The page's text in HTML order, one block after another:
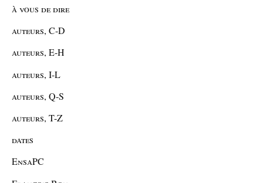
à vous de dire
auteurs, C-D
auteurs, E-H
auteurs, I-L
auteurs, Q-S
auteurs, T-Z
dates
EnsaPC